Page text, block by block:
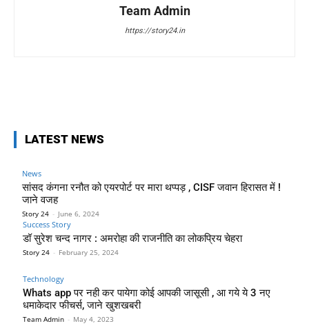
Team Admin
https://story24.in
LATEST NEWS
News
सांसद कंगना रनौत को एयरपोर्ट पर मारा थप्पड़ , CISF जवान हिरासत में !
जाने वजह
Story 24 - June 6, 2024
Success Story
डॉ सुरेश चन्द नागर : अमरोहा की राजनीति का लोकप्रिय चेहरा
Story 24 - February 25, 2024
Technology
Whats app पर नही कर पायेगा कोई आपकी जासूसी , आ गये ये 3 नए
धमाकेदार फीचर्स, जाने खुशखबरी
Team Admin - May 4, 2023